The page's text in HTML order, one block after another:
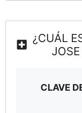
¿CUÁL
CLAVE